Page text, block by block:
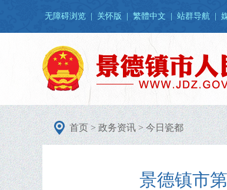
无障碍浏览 关怀版 繁體中文 站群导航
首页>政务资讯>今日瓷都
景德镇市